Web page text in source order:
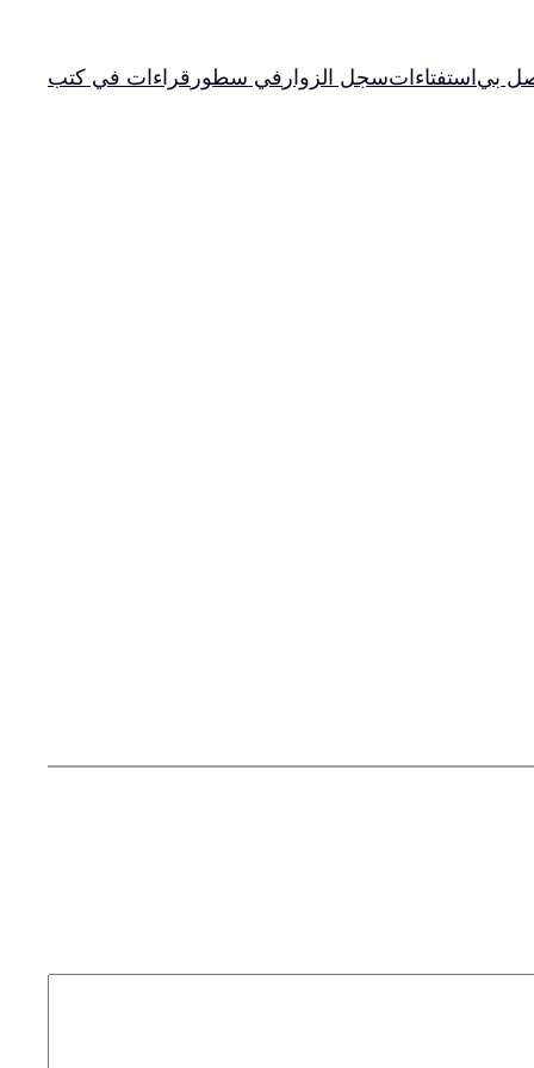
بياستفتاءاتسجل الزوار في سطور قراءات في كتب